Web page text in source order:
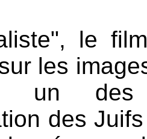
le
les
un
des